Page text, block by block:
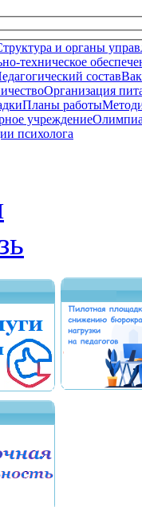
и органы
техническое
состав
Организация
Планы работы
учреждение
психолога